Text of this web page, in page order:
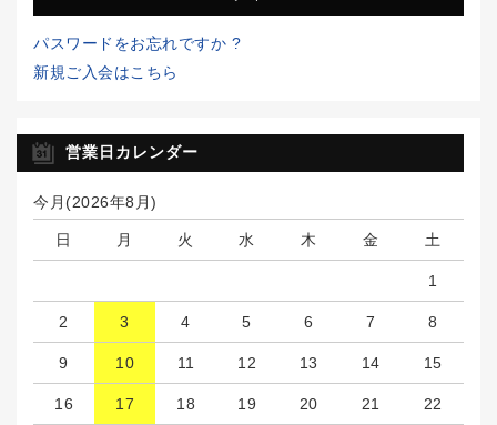
パスワードをお忘れですか ?
新規ご入会はこちら
営業日カレンダー
今月(2026年8月)
日 月 火 水 木 金 土
1
2 3 4 5 6 7 8
9 10 11 12 13 14 15
16 17 18 19 20 21 22